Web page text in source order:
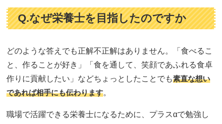
Q.なぜ栄養士を目指したのですか
どのような答えでも正解不正解はありません。「食べるこ
と、作ることが好き」「食を通して、笑顔であふれる食卓
作りに貢献したい」などちょっとしたことでも素直な想い
であれば相手にも伝わります。
職場で活躍できる栄養士になるために、プラスαで勉強し